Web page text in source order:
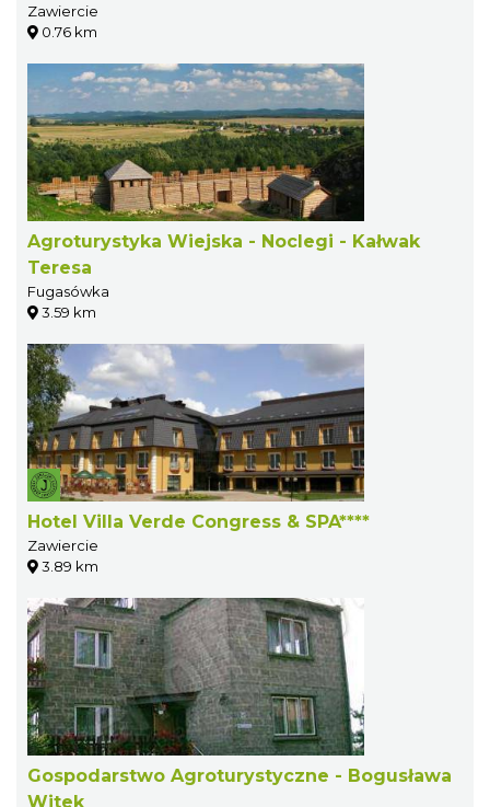
Zawiercie
0.76 km
Agroturystyka Wiejska - Noclegi - Kałwak
Teresa
Fugasówka
3.59 km
Hotel Villa Verde Congress & SPA****
Zawiercie
3.89 km
Gospodarstwo Agroturystyczne - Bogusława
Witek